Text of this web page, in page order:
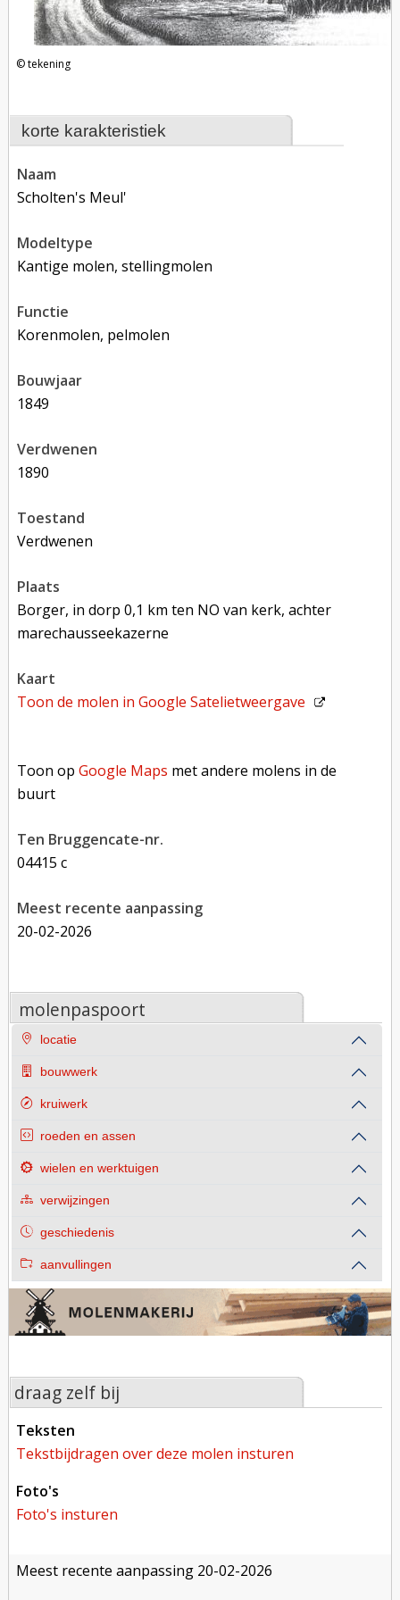
korte karakteristiek
naam
Scholten's Meul'
modeltype
Kantige molen, stellingmolen
functie
korenmolen, pelmolen
bouwjaar
1849
verdwenen
1890
toestand
verdwenen
plaats
Borger, in dorp 0,1 km ten NO van kerk, achter
marechausseekazerne
kaart
Toon de molen inGoogle Satelietweergave
Toon opGoogle Maps met andere molens in de
buurt
Ten Bruggencate-nr.
04415 c
Meest recente aanpassing
20-02-2026
tekening
molenpaspoort
locatie
bouwwerk
kruiwerk
roeden en assen
wielen en werktuigen
verwijzingen
geschiedenis
aanvullingen
draag zelf bij
teksten
tekstbijdragen over deze molen insturen
foto's
foto's insturen
meest recente aanpassing 20-02-2026